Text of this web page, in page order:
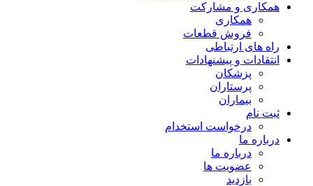
همکاری و مشارکت
همکاری
فروش قطعات
راه های ارتباطی
انتقادات و پيشنهادات
پزشكان
پرستاران
بيماران
ثبت نام
درخواست استخدام
درباره ما
درباره ما
عضویت ها
بازدید